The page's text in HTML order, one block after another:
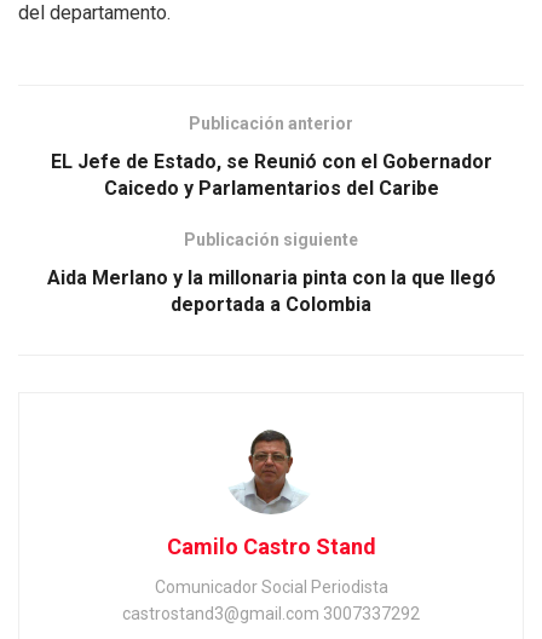
del departamento.
Publicación anterior
EL Jefe de Estado, se Reunió con el Gobernador
Caicedo y Parlamentarios del Caribe
Publicación siguiente
Aida Merlano y la millonaria pinta con la que llegó
deportada a Colombia
Camilo Castro Stand
Comunicador Social Periodista
castrostand3@gmail.com 3007337292